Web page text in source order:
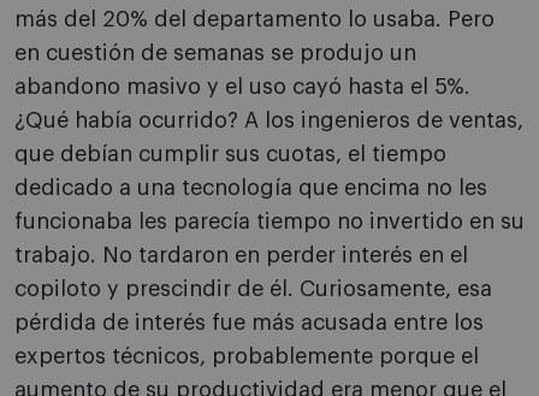
más del 20% del departamento lo usaba. Pero
en cuestión de semanas se produjo un
abandono masivo y el uso cayó hasta el 5%.
¿Qué había ocurrido? A los ingenieros de ventas,
que debían cumplir sus cuotas, el tiempo
dedicado a una tecnología que encima no les
funcionaba les parecía tiempo no invertido en su
trabajo. No tardaron en perder interés en el
copiloto y prescindir de él. Curiosamente, esa
pérdida de interés fue más acusada entre los
expertos técnicos, probablemente porque el
aumento de su productividad era menor que el